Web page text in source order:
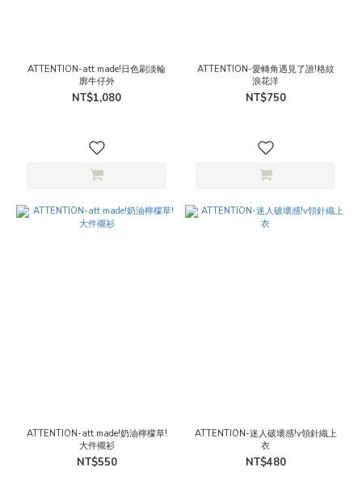
ATTENTION-att made!日色刷淡輪
廓牛仔外
NT$1,080
ATTENTION-愛轉角遇見了誰!格紋
浪花洋
NT$750
ATTENTION-att made!奶油檸檬草!
大件襯衫
NT$550
ATTENTION-迷人破壞感!v領針織上
衣
NT$480